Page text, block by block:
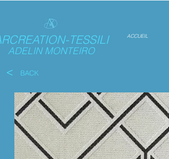
TESSILI
ADELIN MONTEIRO
ACCUEIL
< BACK